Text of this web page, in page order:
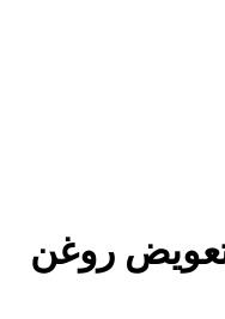
روغن